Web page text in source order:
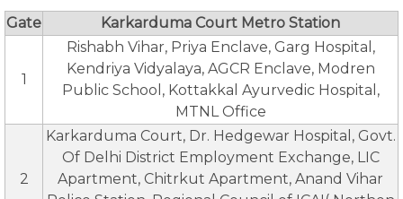
Gate Karkarduma Court Metro Station
1
Rishabh Vihar, Priya Enclave, Garg Hospital,
Kendriya Vidyalaya, AGCR Enclave, Modren
Public School, Kottakkal Ayurvedic Hospital,
MTNL Office
2
Karkarduma Court, Dr. Hedgewar Hospital, Govt.
Of Delhi District Employment Exchange, LIC
Apartment, Chitrkut Apartment, Anand Vihar